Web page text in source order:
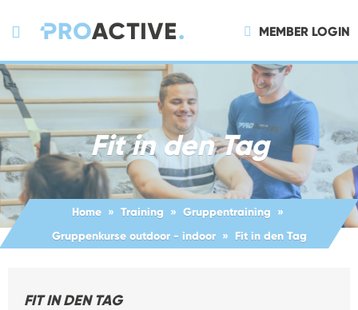
MEMBER LOGIN
Fit in den Tag
Home Training
Gruppentraining
Gruppenkurse outdoor - indoor
Fit in den Tag
FIT IN DEN TAG